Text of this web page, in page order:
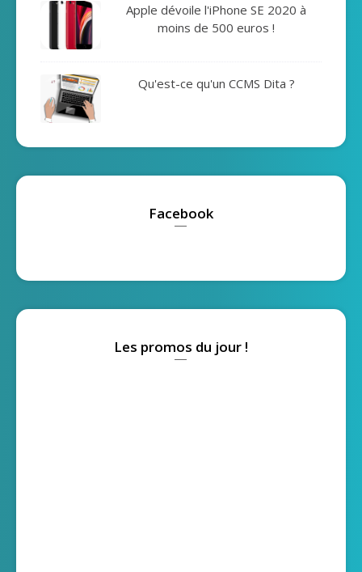
Apple dévoile l'iPhone SE 2020 à
moins de 500 euros !
Qu'est-ce qu'un CCMS Dita ?
Facebook
Les promos du jour !